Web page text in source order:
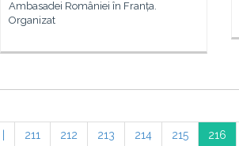
Ambasadei României în Franța.
Organizat
211 212 213 214 215 216